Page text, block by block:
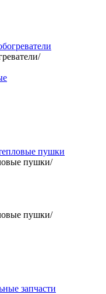
/
пушки
пушки/
пушки/